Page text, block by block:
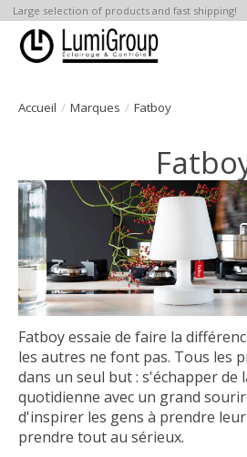
Large selection of products and fast shipping!
Accueil / Marques / Fatboy
Fatboy essaie de faire la
les autres ne font pas. Tous les
dans un seul but : s'échapper de
quotidienne avec un grand
d'inspirer les gens à prendre
prendre tout au sérieux.